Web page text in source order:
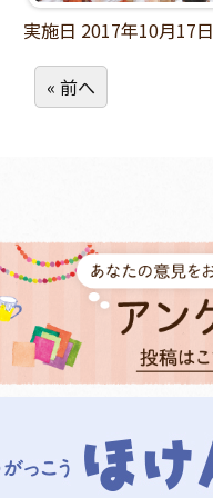
実施日 2017年10月17日
« 前へ